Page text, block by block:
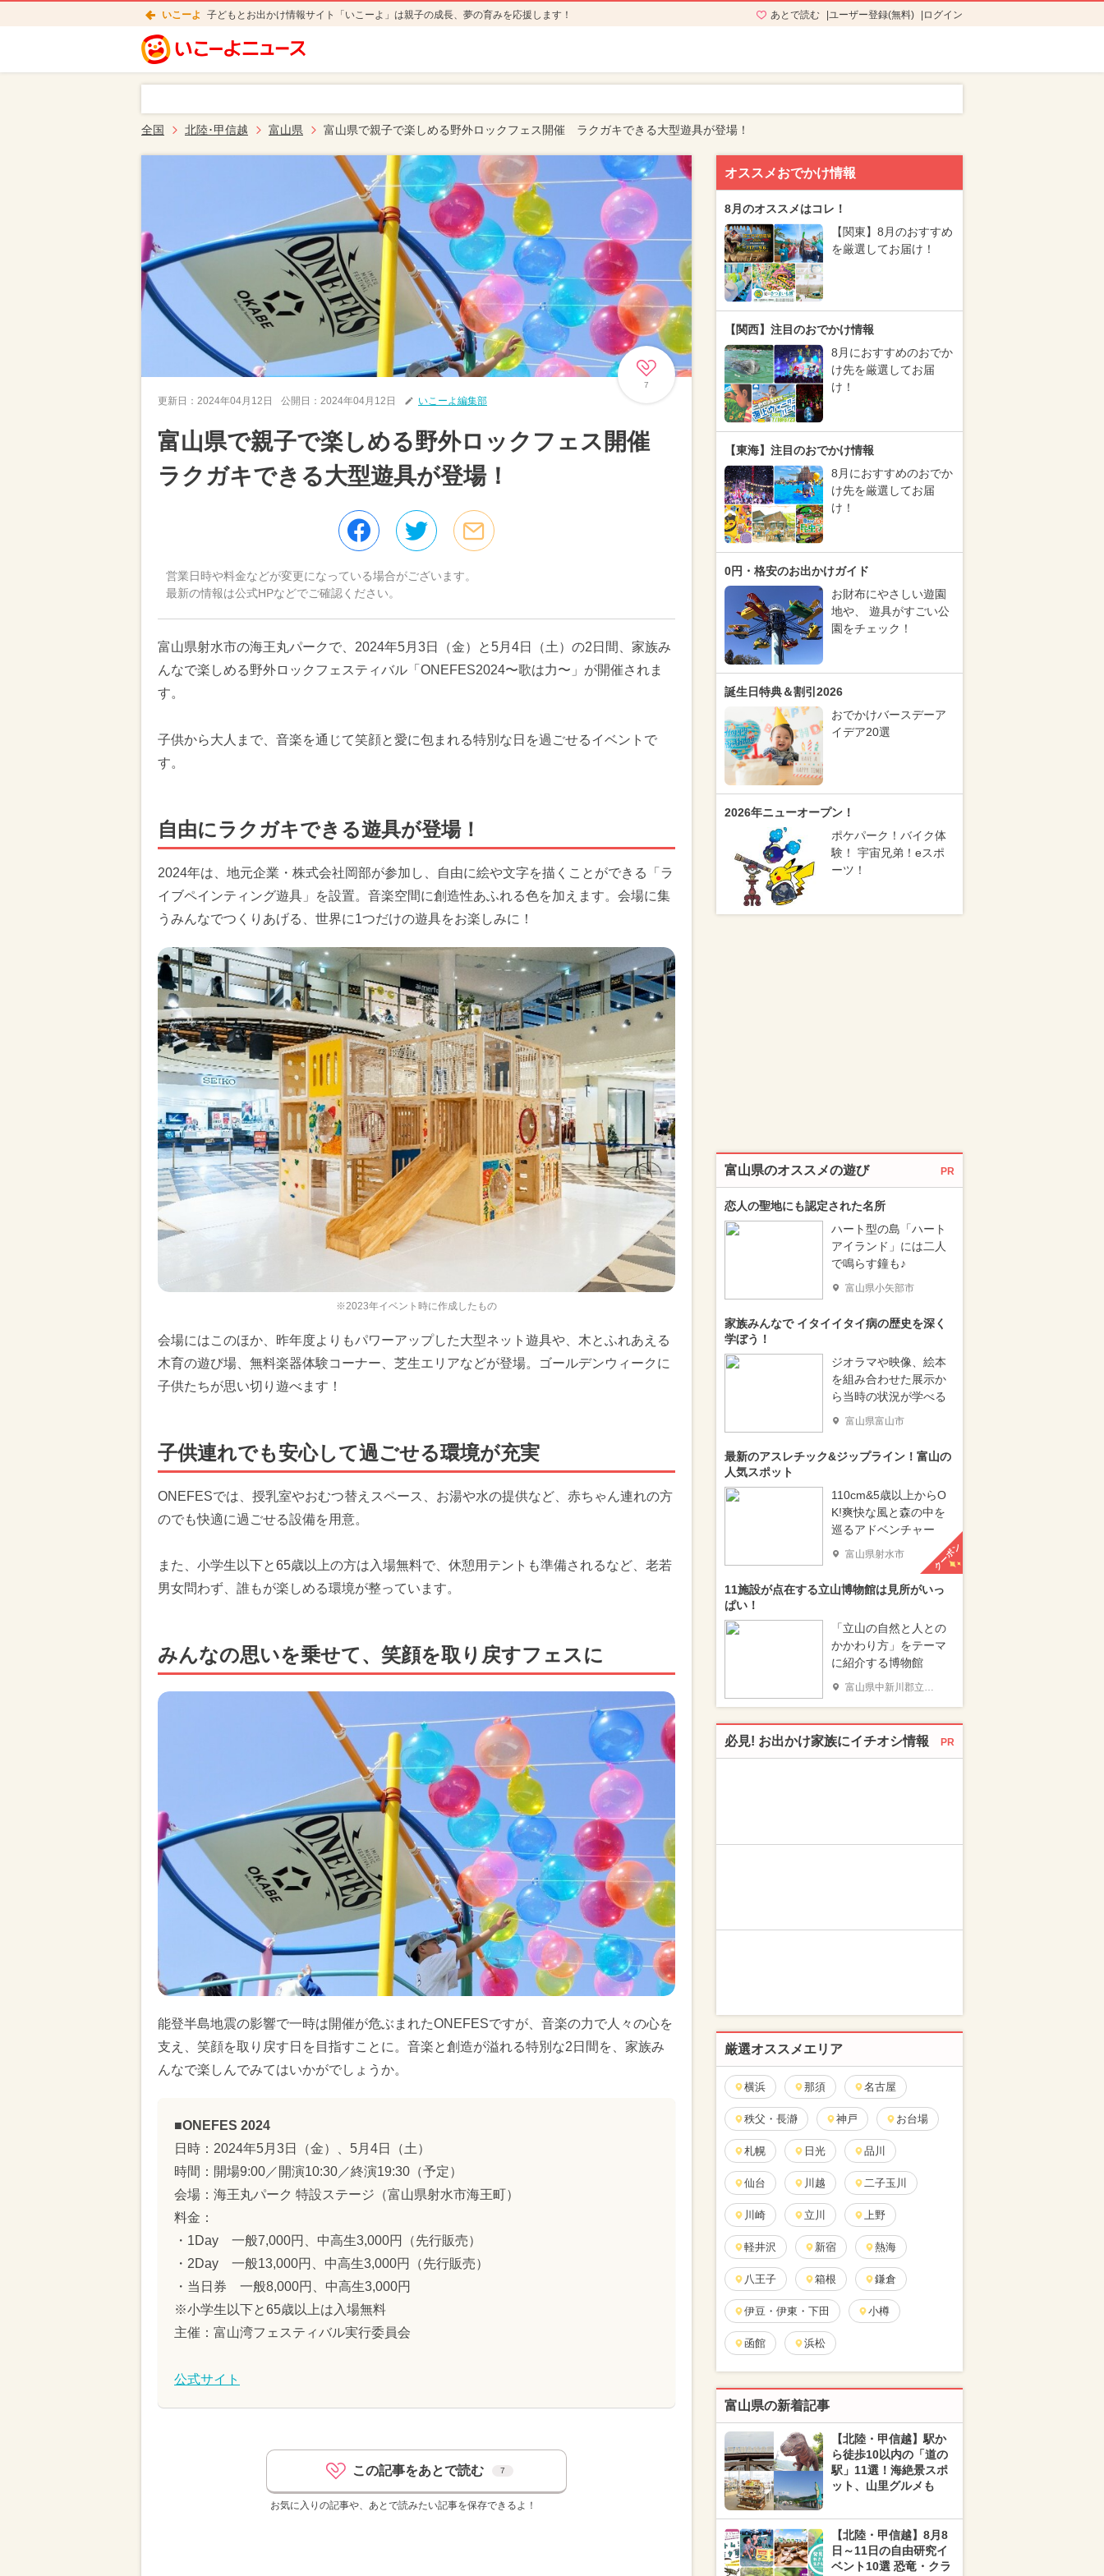
いこーよ 子どもとお出かけ情報サイト「いこーよ」は親子の成長、夢の育みを応援します！ あとで読む ユーザー登録(無料) ログイン
全国 北陸･甲信越 富山県 富山県で親子で楽しめる野外ロックフェス開催 ラクガキできる大型遊具が登場！
7
更新日： 2024年04月12日 公開日： 2024年04月12日 いこーよ編集部
富山県で親子で楽しめる野外ロックフェス開催
ラクガキできる大型遊具が登場！
営業日時や料金などが変更になっている場合がございます。
最新の情報は公式HPなどでご確認ください。
富山県射水市の海王丸パークで、2024年5月3日（金）と5月4日（土）の2日間、家族み
んなで楽しめる野外ロックフェスティバル「ONEFES2024〜歌は力〜」が開催されま
す。
子供から大人まで、音楽を通じて笑顔と愛に包まれる特別な日を過ごせるイベントで
す。
自由にラクガキできる遊具が登場！
2024年は、地元企業・株式会社岡部が参加し、自由に絵や文字を描くことができる「ラ
イブペインティング遊具」を設置。音楽空間に創造性あふれる色を加えます。会場に集
うみんなでつくりあげる、世界に1つだけの遊具をお楽しみに！
※2023年イベント時に作成したもの
会場にはこのほか、昨年度よりもパワーアップした大型ネット遊具や、木とふれあえる
木育の遊び場、無料楽器体験コーナー、芝生エリアなどが登場。ゴールデンウィークに
子供たちが思い切り遊べます！
子供連れでも安心して過ごせる環境が充実
ONEFESでは、授乳室やおむつ替えスペース、お湯や水の提供など、赤ちゃん連れの方
のでも快適に過ごせる設備を用意。
また、小学生以下と65歳以上の方は入場無料で、休憩用テントも準備されるなど、老若
男女問わず、誰もが楽しめる環境が整っています。
みんなの思いを乗せて、笑顔を取り戻すフェスに
能登半島地震の影響で一時は開催が危ぶまれたONEFESですが、音楽の力で人々の心を
支え、笑顔を取り戻す日を目指すことに。音楽と創造が溢れる特別な2日間を、家族み
んなで楽しんでみてはいかがでしょうか。
■ONEFES 2024
日時：2024年5月3日（金）、5月4日（土）
時間：開場9:00／開演10:30／終演19:30（予定）
会場：海王丸パーク 特設ステージ（富山県射水市海王町）
料金：
・1Day 一般7,000円、中高生3,000円（先行販売）
・2Day 一般13,000円、中高生3,000円（先行販売）
・当日券 一般8,000円、中高生3,000円
※小学生以下と65歳以上は入場無料
主催：富山湾フェスティバル実行委員会
公式サイト
この記事をあとで読む 7
お気に入りの記事や、あとで読みたい記事を保存できるよ！
オススメおでかけ情報
8月のオススメはコレ！
【関東】8月のおすすめ
を厳選してお届け！
【関西】注目のおでかけ情報
8月におすすめのおでか
け先を厳選してお届
け！
【東海】注目のおでかけ情報
8月におすすめのおでか
け先を厳選してお届
け！
0円・格安のお出かけガイド
お財布にやさしい遊園
地や、 遊具がすごい公
園をチェック！
誕生日特典＆割引2026
おでかけバースデーア
イデア20選
2026年ニューオープン！
ポケパーク！バイク体
験！ 宇宙兄弟！eスポ
ーツ！
富山県のオススメの遊び PR
恋人の聖地にも認定された名所
ハート型の島「ハート
アイランド」には二人
で鳴らす鐘も♪
富山県小矢部市
家族みんなで イタイイタイ病の歴史を深く
学ぼう！
ジオラマや映像、絵本
を組み合わせた展示か
ら当時の状況が学べる
富山県富山市
最新のアスレチック&ジップライン！富山の
人気スポット
110cm&5歳以上からO
K!爽快な風と森の中を
巡るアドベンチャー
富山県射水市 クーポン
11施設が点在する立山博物館は見所がいっ
ぱい！
「立山の自然と人との
かかわり方」をテーマ
に紹介する博物館
富山県中新川郡立山町
必見! お出かけ家族にイチオシ情報 PR
厳選オススメエリア
横浜 那須 名古屋
秩父・長瀞 神戸 お台場
札幌 日光 品川
仙台 川越 二子玉川
川崎 立川 上野
軽井沢 新宿 熱海
八王子 箱根 鎌倉
伊豆・伊東・下田 小樽
函館 浜松
富山県の新着記事
【北陸・甲信越】駅か
ら徒歩10以内の「道の
駅」11選！海絶景スポ
ット、山里グルメも
【北陸・甲信越】8月8
日～11日の自由研究イ
ベント10選 恐竜・クラ